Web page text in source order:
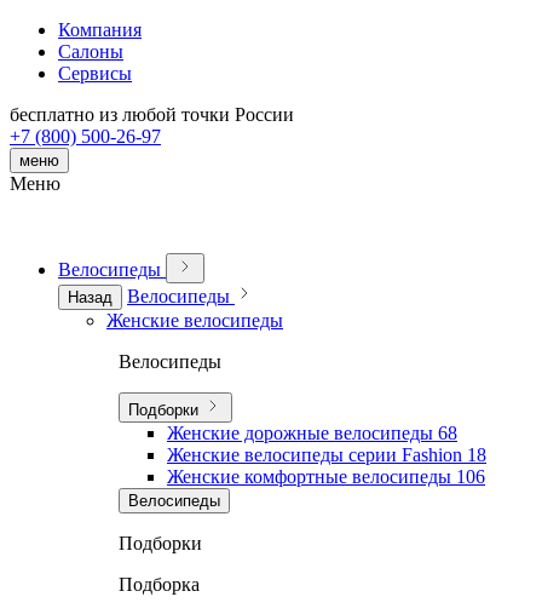
Компания
Салоны
Сервисы
бесплатно из любой точки России
+7 (800) 500-26-97
меню
Меню
Велосипеды
Назад
Велосипеды
Женские велосипеды
Велосипеды
Подборки
Женские дорожные велосипеды 68
Женские велосипеды серии Fashion 18
Женские комфортные велосипеды 106
Велосипеды
Подборки
Подборка